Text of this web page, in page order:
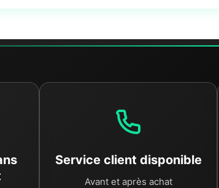
Service client disponible
Avant et après achat